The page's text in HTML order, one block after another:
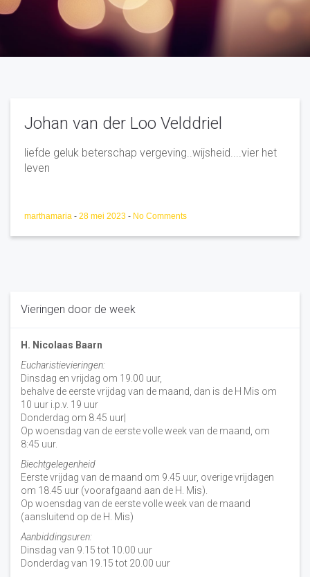
Johan van der Loo Velddriel
liefde geluk beterschap vergeving..wijsheid....vier het
leven
marthamaria - 28 mei 2023 - No Comments
Vieringen door de week
H. Nicolaas Baarn
Eucharistievieringen:
Dinsdag en vrijdag om 19.00 uur,
behalve de eerste vrijdag van de maand, dan is de H Mis om
10 uur i.p.v. 19 uur
Donderdag om 8.45 uur|
Op woensdag van de eerste volle week van de maand, om
8:45 uur.
Biechtgelegenheid
Eerste vrijdag van de maand om 9.45 uur, overige vrijdagen
om 18.45 uur (voorafgaand aan de H. Mis).
Op woensdag van de eerste volle week van de maand
(aansluitend op de H. Mis)
Aanbiddingsuren:
Dinsdag van 9.15 tot 10.00 uur
Donderdag van 19.15 tot 20.00 uur